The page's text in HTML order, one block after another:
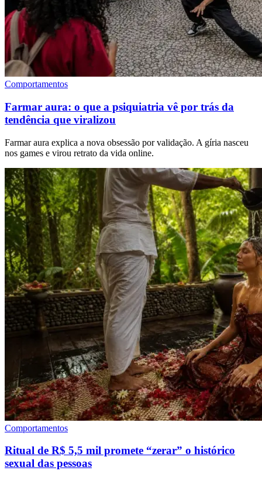
Comportamentos
Farmar aura: o que a psiquiatria vê por trás da
tendência que viralizou
Farmar aura explica a nova obsessão por validação. A gíria nasceu
nos games e virou retrato da vida online.
Comportamentos
Ritual de R$ 5,5 mil promete “zerar” o histórico
sexual das pessoas